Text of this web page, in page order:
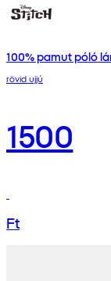
100% pamut póló
rövid ujjú
1500
Ft